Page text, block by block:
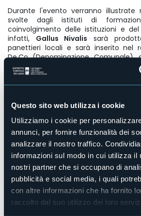
Questo sito web utilizza i cookie
Utilizziamo i cookie per
annunci, per fornire funzionalità dei
analizzare il nostro traffico.
informazioni sul modo in cui utilizza il
nostri partner che si occupano di
pubblicità e social media, i quali
con altre informazioni che ha fornito
raccolto dal suo utilizzo dei loro
Durante l'evento verranno
svolte dagli istituti di
coinvolgimento delle istituzioni e
infatti, Gallus Nivalis sarà
panettieri locali e sarà inserito nel
De.Co (Denominazione Comunale)
Questo progetto permette allo
conoscere i ritrovamenti
Pedemonte (Gravellona) e
il biscotto, viene da un particolare
una delle tombe.
Organizzatore
VCO Formazione, Istituto Ferrini
Archeologica Culturale "Felice
Luogo dell'evento
Via XX settembre 115
Telefono
+39 0323 848553
E-mail